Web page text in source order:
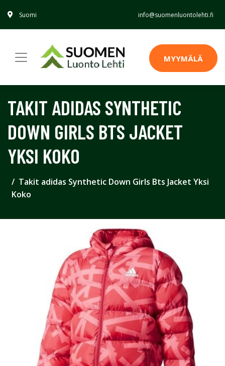
Suomi info@suomenluontolehti.fi
MYYMÄLÄ
TAKIT ADIDAS SYNTHETIC
DOWN GIRLS BTS JACKET
YKSI KOKO
Takit adidas Synthetic Down Girls Bts Jacket Yksi
Koko